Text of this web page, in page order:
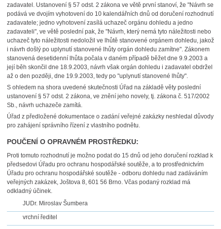
zadavatel. Ustanovení § 57 odst. 2 zákona ve větě první stanoví, že "Návrh se
podává ve dvojím vyhotovení do 10 kalendářních dnů od doručení rozhodnutí
zadavatele; jedno vyhotovení zasílá uchazeč orgánu dohledu a jedno
zadavateli", ve větě poslední pak, že "Návrh, který nemá tyto náležitosti nebo
uchazeč tyto náležitosti nedoložil ve lhůtě stanovené orgánem dohledu, jakož
i návrh došlý po uplynutí stanovené lhůty orgán dohledu zamítne". Zákonem
stanovená desetidenní lhůta počala v daném případě běžet dne 9.9.2003 a
její běh skončil dne 18.9.2003, návrh však orgán dohledu i zadavatel obdržel
až o den později, dne 19.9.2003, tedy po "uplynutí stanovené lhůty".
S ohledem na shora uvedené skutečnosti Úřad na základě věty poslední
ustanovení § 57 odst. 2 zákona, ve znění jeho novely, tj. zákona č. 517/2002
Sb., návrh uchazeče zamítá.
Úřad z předložené dokumentace o zadání veřejné zakázky neshledal důvody
pro zahájení správního řízení z vlastního podnětu.
POUČENÍ O OPRAVNÉM PROSTŘEDKU:
Proti tomuto rozhodnutí je možno podat do 15 dnů od jeho doručení rozklad k
předsedovi Úřadu pro ochranu hospodářské soutěže, a to prostřednictvím
Úřadu pro ochranu hospodářské soutěže - odboru dohledu nad zadáváním
veřejných zakázek, Joštova 8, 601 56 Brno. Včas podaný rozklad má
odkladný účinek.
JUDr. Miroslav Šumbera
vrchní ředitel